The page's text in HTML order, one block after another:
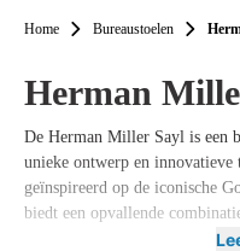
Home Bureaustoelen
Herman
De Herman Miller Sayl is een
unieke ontwerp en
geïnspireerd op de iconische
biedt een opvallende
slimme Y-Tower-constructie